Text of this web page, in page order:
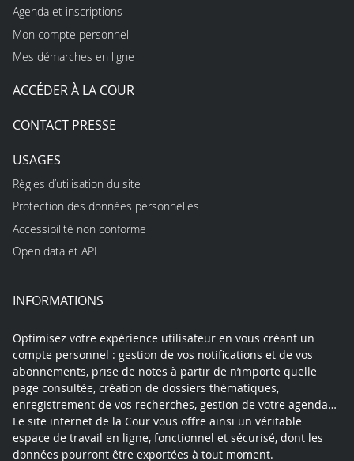
Agenda et inscriptions
Mon compte personnel
Mes démarches en ligne
ACCÉDER À LA COUR
CONTACT PRESSE
USAGES
Règles d’utilisation du site
Protection des données personnelles
Accessibilité non conforme
Open data et API
INFORMATIONS
Optimisez votre expérience utilisateur en vous créant un
compte personnel : gestion de vos notifications et de vos
abonnements, prise de notes à partir de n’importe quelle
page consultée, création de dossiers thématiques,
enregistrement de vos recherches, gestion de votre agenda…
Le site internet de la Cour vous offre ainsi un véritable
espace de travail en ligne, fonctionnel et sécurisé, dont les
données pourront être exportées à tout moment.